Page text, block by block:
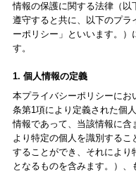
情報の保護に関する法律（以
遵守すると共に、以下のプラ
ーポリシー」といいます。）
す。
1. 個人情報の定義
本プライバシーポリシーに
条第1項により定義された個
情報であって、当該情報に含
より特定の個人を識別する
することができ、それにより
となるものを含みます。）